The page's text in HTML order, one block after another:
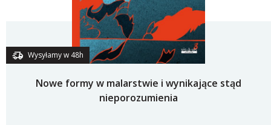
Wysyłamy w 48h
Nowe formy w malarstwie i wynikające stąd
nieporozumienia